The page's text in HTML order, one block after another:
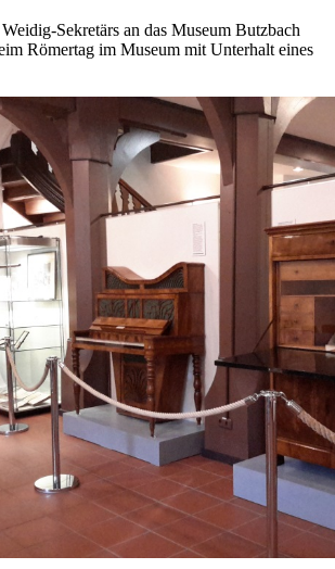
Sekretärs an das Museum Butzbach
Römertag im Museum mit Unterhalt eines